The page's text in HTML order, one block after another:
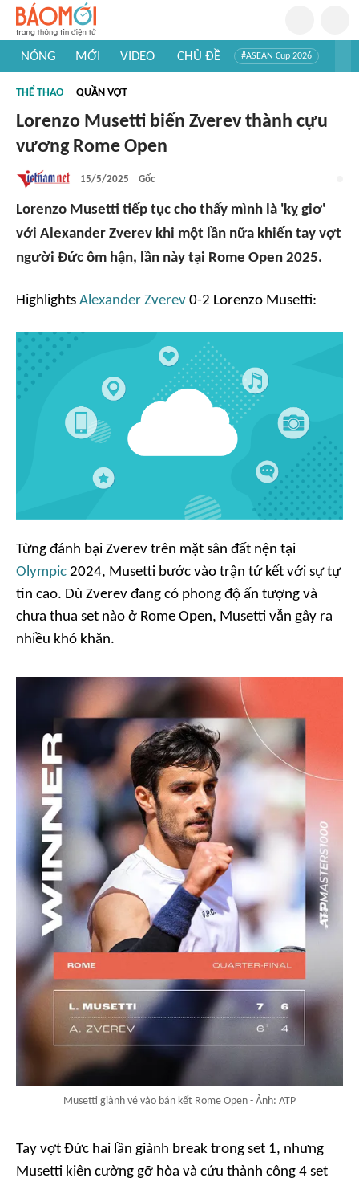
NÓNG MỚI VIDEO CHỦ ĐỀ #ASEAN Cup 2026
#Khám phá thế giới
THỂ THAO QUẦN VỢT
Lorenzo Musetti biến Zverev thành cựu
vương Rome Open
15/5/2025 Gốc
Lorenzo Musetti tiếp tục cho thấy mình là 'kỵ giơ'
với Alexander Zverev khi một lần nữa khiến tay vợt
người Đức ôm hận, lần này tại Rome Open 2025.
Highlights Alexander Zverev 0-2 Lorenzo Musetti:
Từng đánh bại Zverev trên mặt sân đất nện tại
Olympic 2024, Musetti bước vào trận tứ kết với sự tự
tin cao. Dù Zverev đang có phong độ ấn tượng và
chưa thua set nào ở Rome Open, Musetti vẫn gây ra
nhiều khó khăn.
Musetti giành vé vào bán kết Rome Open - Ảnh: ATP
Tay vợt Đức hai lần giành break trong set 1, nhưng
Musetti kiên cường gỡ hòa và cứu thành công 4 set